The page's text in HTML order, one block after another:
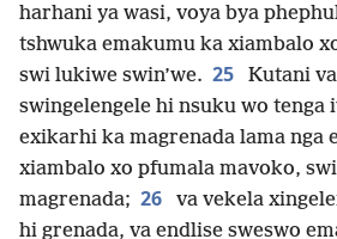
harhani ya wasi, voya bya
tshwuka emakumu ka xiambalo
swi lukiwe swin’we. 25
Kutani
swingelengele hi nsuku wo tenga
exikarhi ka magrenada lama nga
xiambalo xo pfumala mavoko,
magrenada; 26
va vekela
hi grenada, va endlise sweswo